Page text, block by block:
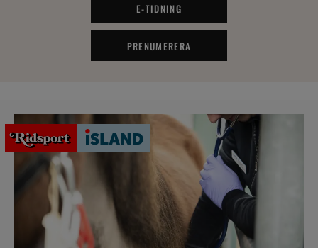
E-TIDNING
PRENUMERERA